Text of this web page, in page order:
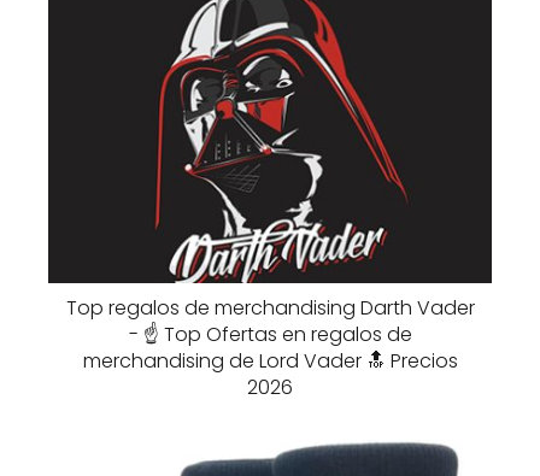
Top regalos de merchandising Darth Vader
- ☝️ Top Ofertas en regalos de
merchandising de Lord Vader 🔝 Precios
2026